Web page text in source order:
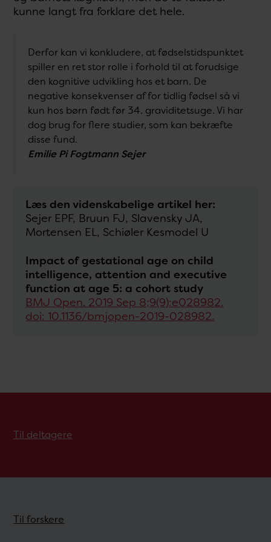
kunne langt fra forklare det hele.
Derfor kan vi konkludere, at fødselstidspunktet
spiller en ret stor rolle i forhold til at forudsige
den kognitive udvikling hos et barn. De
negative konsekvenser af for tidlig fødsel så vi
kun hos børn født før 34. graviditetsuge. Vi har
dog brug for flere studier, som kan bekræfte
disse fund.
Emilie Pi Fogtmann Sejer
Læs den videnskabelige artikel her:
Sejer EPF, Bruun FJ, Slavensky JA,
Mortensen EL, Schiøler Kesmodel U
Impact of gestational age on child
intelligence, attention and executive
function at age 5: a cohort study
BMJ Open. 2019 Sep 8;9(9):e028982.
doi: 10.1136/bmjopen-2019-028982.
Til deltagere
Til forskere